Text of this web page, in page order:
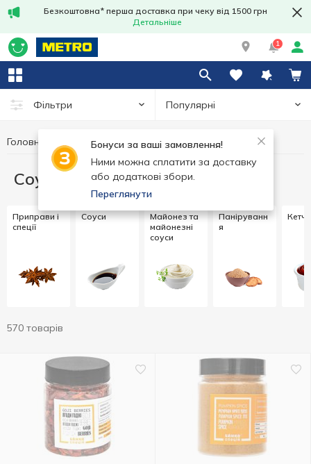
Безкоштовна* перша доставка при чеку від 1500 грн
Детальніше
1
Фільтри Популярні
Бонуси за ваші замовлення!
Ними можна сплатити за доставку
або додаткові збори.
Переглянути
Головна Соуси та спеції
Соуси та спеції
Приправи і
спеції
Соуси
Майонез та
майонезні
соуси
Паніруванн
я
570 товарів